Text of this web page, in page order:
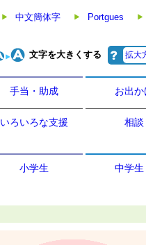
中文簡体字 Portgues
文字を大きくする 拡大
手当・助成 お出か
いろいろな支援 相談
小学生 中学生